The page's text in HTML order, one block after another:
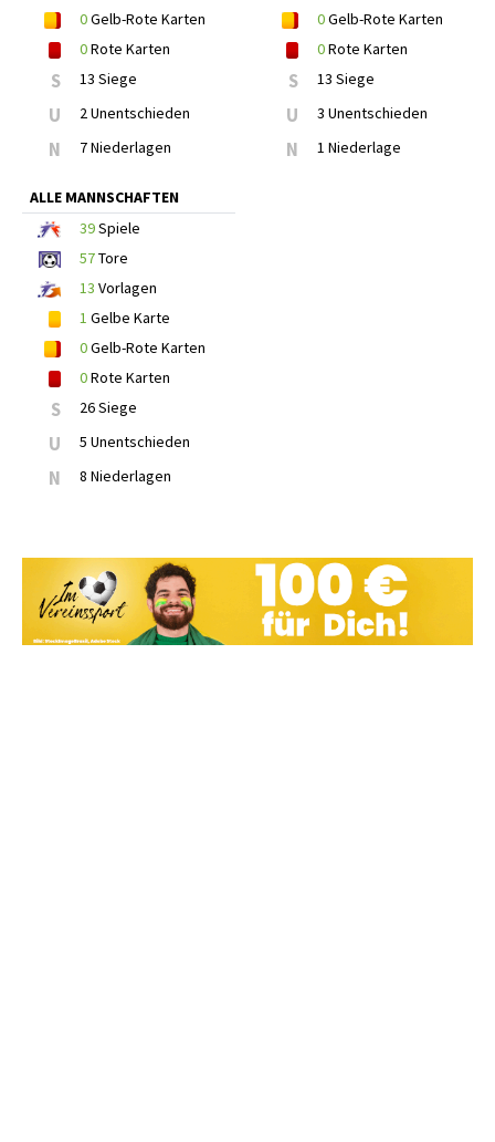
0Gelb-Rote Karten
0Rote Karten
S 13 Siege
U 2 Unentschieden
N 7 Niederlagen
0Gelb-Rote Karten
0Rote Karten
S 13 Siege
U 3 Unentschieden
N 1 Niederlage
ALLE MANNSCHAFTEN
39Spiele
57Tore
13 Vorlagen
1 Gelbe Karte
0Gelb-Rote Karten
0Rote Karten
S 26 Siege
U 5 Unentschieden
N 8 Niederlagen